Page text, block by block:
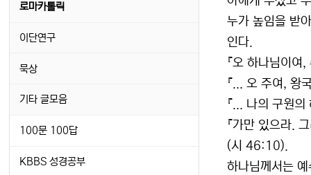
누가 높임을 받
인다.
『오 하나님이
『... 오 주여, 왕
『... 나의 구원
『가만 있으라.
(시 46:10).
하나님께서는
로마카톨릭
이단연구
묵상
기타 글모음
100문 100답
KBBS 성경공부